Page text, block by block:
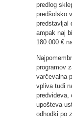
predlog
predšolsko
predstavljal
ampak naj
180.000 €
programov
varčevalna
vpliva tudi
predvideva,
upošteva
odhodki po